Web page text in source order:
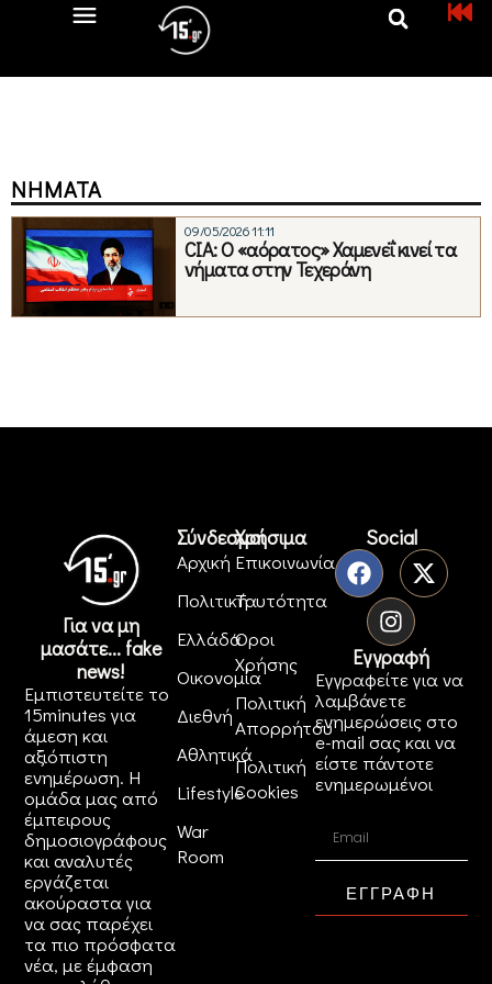
ΝΉΜΑΤΑ
09/05/2026 11:11
CIA: Ο «αόρατος» Χαμενεΐ κινεί τα
νήματα στην Τεχεράνη
Για να μη
μασάτε... fake
news!
Εμπιστευτείτε το
15minutes για
άμεση και
αξιόπιστη
ενημέρωση. Η
ομάδα μας από
έμπειρους
δημοσιογράφους
και αναλυτές
εργάζεται
ακούραστα για
να σας παρέχει
τα πιο πρόσφατα
νέα, με έμφαση
Σύνδεσμοι
Αρχική
Πολιτική
Ελλάδα
Οικονομία
Διεθνή
Αθλητικά
Lifestyle
War
Room
Χρήσιμα
Επικοινωνία
Ταυτότητα
Όροι
Χρήσης
Πολιτική
Απορρήτου
Πολιτική
Cookies
Social
Εγγραφή
Εγγραφείτε για να
λαμβάνετε
ενημερώσεις στο
e-mail σας και να
είστε πάντοτε
ενημερωμένοι
ΕΓΓΡΑΦΗ